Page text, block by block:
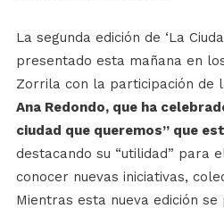
La segunda edición de ‘La
presentado esta mañana en
Zorrila con la participación de
Ana Redondo, que ha
ciudad que queremos” que
destacando su “utilidad” para
conocer nuevas iniciativas,
Mientras esta nueva edición